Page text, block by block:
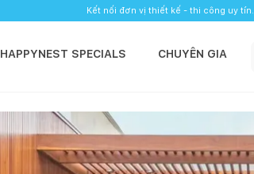
Kết nối đơn vị thiết kế - thi công uy tín.
HAPPYNEST SPECIALS CHUYÊN GIA